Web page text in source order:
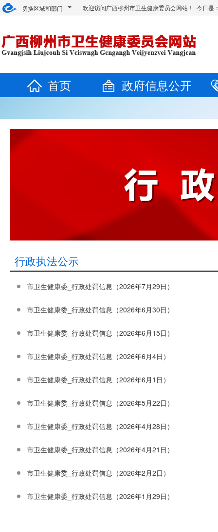
切换区域和部门 欢迎访问广西柳州市卫生健康委员会网站！ 今日是
首页 政府信息公开
行政执法公示
市卫生健康委_行政处罚信息（2026年7月29日）
市卫生健康委_行政处罚信息（2026年6月30日）
市卫生健康委_行政处罚信息（2026年6月15日）
市卫生健康委_行政处罚信息（2026年6月4​日）
市卫生健康委_行政处罚信息（2026年6月1日）
市卫生健康委_行政处罚信息（2026年5月22日）
市卫生健康委_行政处罚信息（2026年4月28日）
市卫生健康委_行政处罚信息（2026年4月21日）
市卫生健康委_行政处罚信息（2026年2月2​日）
市卫生健康委_行政处罚信息（2026年1月29日）